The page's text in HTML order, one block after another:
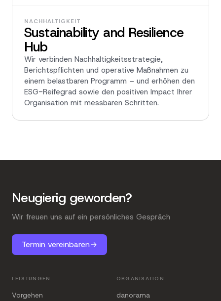
NACHHALTIGKEIT
Sustainability and Resilience
Hub
Wir verbinden Nachhaltigkeitsstrategie,
Berichtspflichten und operative Maßnahmen zu
einem belastbaren Programm – und erhöhen den
ESG-Reifegrad sowie den positiven Impact Ihrer
Organisation mit messbaren Schritten.
Neugierig geworden?
Wir freuen uns auf ein persönliches Gespräch
Termin vereinbaren→
LEISTUNGEN
Vorgehen
ORGANISATION
danorama